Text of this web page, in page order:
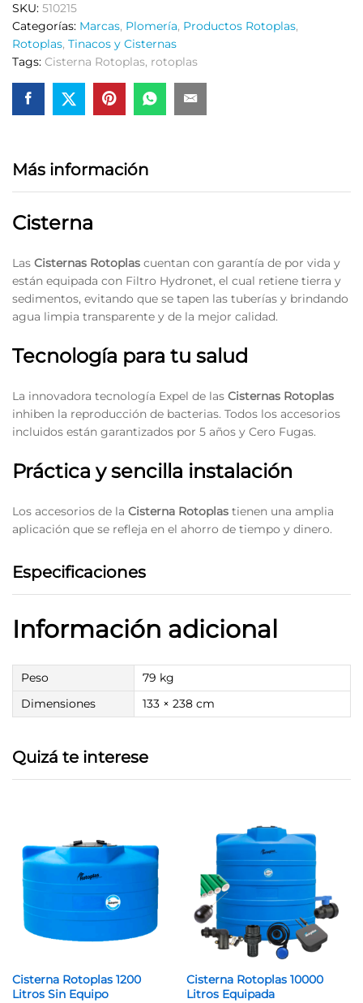
SKU: 510215
Categorías: Marcas, Plomería, Productos Rotoplas,
Rotoplas, Tinacos y Cisternas
Tags: Cisterna Rotoplas, rotoplas
Más información
Cisterna
Las Cisternas Rotoplas cuentan con garantía de por vida y
están equipada con Filtro Hydronet, el cual retiene tierra y
sedimentos, evitando que se tapen las tuberías y brindando
agua limpia transparente y de la mejor calidad.
Tecnología para tu salud
La innovadora tecnología Expel de las Cisternas Rotoplas
inhiben la reproducción de bacterias. Todos los accesorios
incluidos están garantizados por 5 años y Cero Fugas.
Práctica y sencilla instalación
Los accesorios de la Cisterna Rotoplas tienen una amplia
aplicación que se refleja en el ahorro de tiempo y dinero.
Especificaciones
Información adicional
Peso
79 kg
Dimensiones
133 × 238 cm
Quizá te interese
Cisterna Rotoplas 1200
Litros Sin Equipo
Cisterna Rotoplas 10000
Litros Equipada